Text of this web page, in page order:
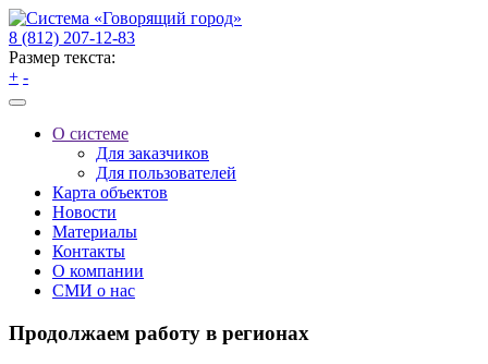
8 (812) 207-12-83
Размер текста:
+ -
О системе
Для заказчиков
Для пользователей
Карта объектов
Новости
Материалы
Контакты
О компании
СМИ о нас
Продолжаем работу в регионах